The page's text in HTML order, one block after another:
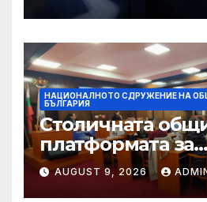
НАЦИОНАЛНОТО СДРУЖЕНИЕ НА
БЪЛГАРИЯ
Столичната
платформата за
граждански
Sofia
AUGUST 9, 2026